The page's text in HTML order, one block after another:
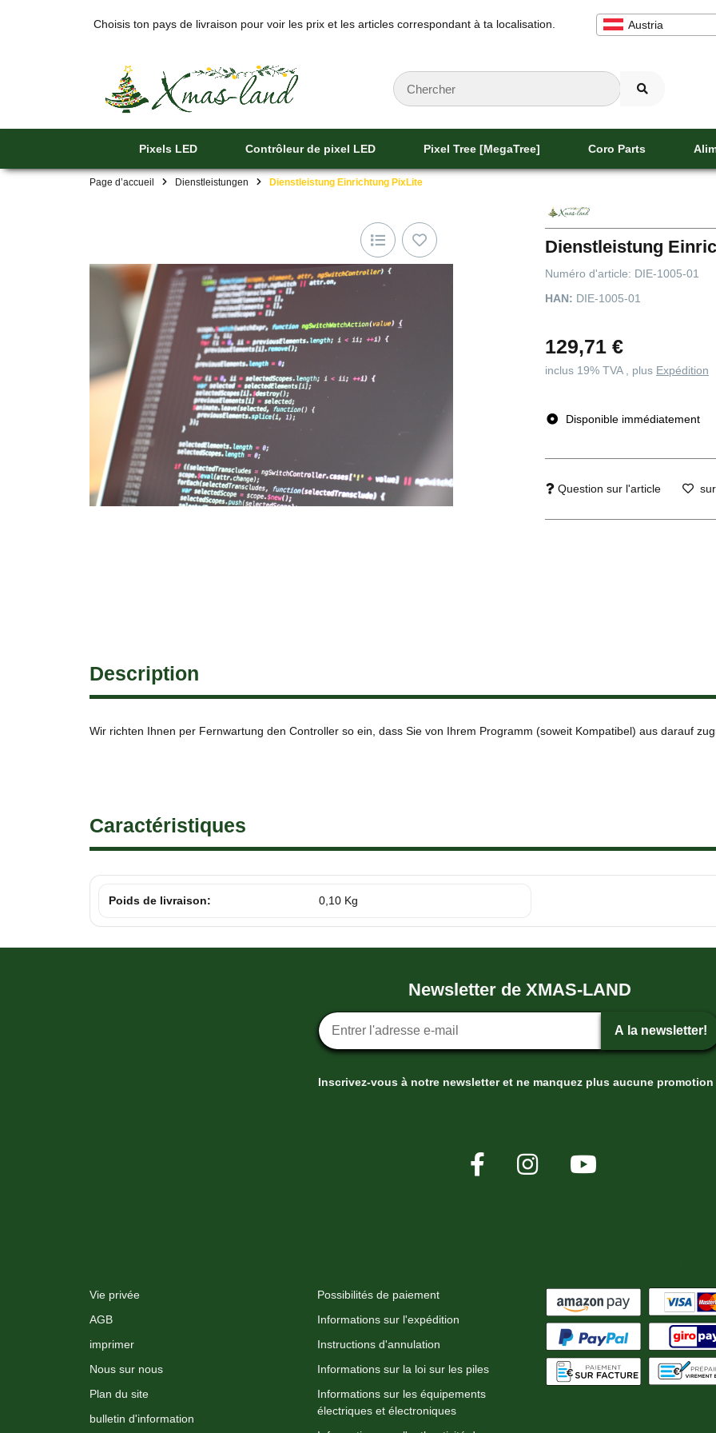
Choisis ton pays de livraison pour voir les prix et les articles correspondant à ta localisation. Austria
Pixels LED Contrôleur de pixel LED Pixel Tree [MegaTree] Coro Parts
Page d’accueil Dienstleistungen Dienstleistung Einrichtung PixLite
Dienstleistung
Numéro d'article: DIE-1005-01
HAN: DIE-1005-01
129,71 €
inclus 19% TVA , plus Expédition
Disponible immédiatement
Question sur l'article
Description
Wir richten Ihnen per Fernwartung den Controller so ein, dass Sie von Ihrem Programm (soweit Kompatibel) aus darauf
Caractéristiques
Poids de livraison: 0,10 Kg
Newsletter de XMAS-LAND
Inscription ? la newsletter
A la newsletter!
Inscrivez-vous à notre newsletter et ne manquez plus aucune promotion
Vie privée
AGB
imprimer
Nous sur nous
Plan du site
bulletin d'information
Possibilités de paiement
Informations sur l'expédition
Instructions d'annulation
Informations sur la loi sur les piles
Informations sur les équipements
électriques et électroniques